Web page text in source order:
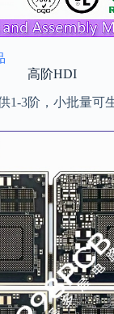
高阶HDI
1-3阶，小批量可